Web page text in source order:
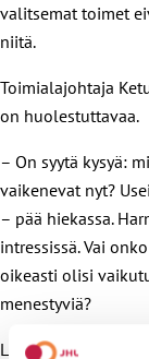
valitsemat toimet
niitä.
Toimialajohtaja
on huolestuttavaa.
– On syytä kysyä:
vaikenevat nyt?
– pää hiekassa.
intressissä. Vai
oikeasti olisi
menestyviä?
Lisätietoja: